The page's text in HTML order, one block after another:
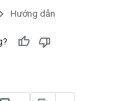
Hướng dẫn